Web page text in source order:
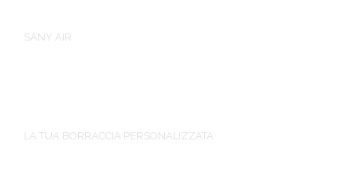
SANY AIR
LA TUA BORRACCIA PERSONALIZZATA